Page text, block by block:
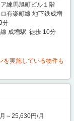
練馬旭町ビル１階
有楽町線 地下鉄成増
分
成増駅 徒歩 10分
を実施している物件も
～25,630円/月